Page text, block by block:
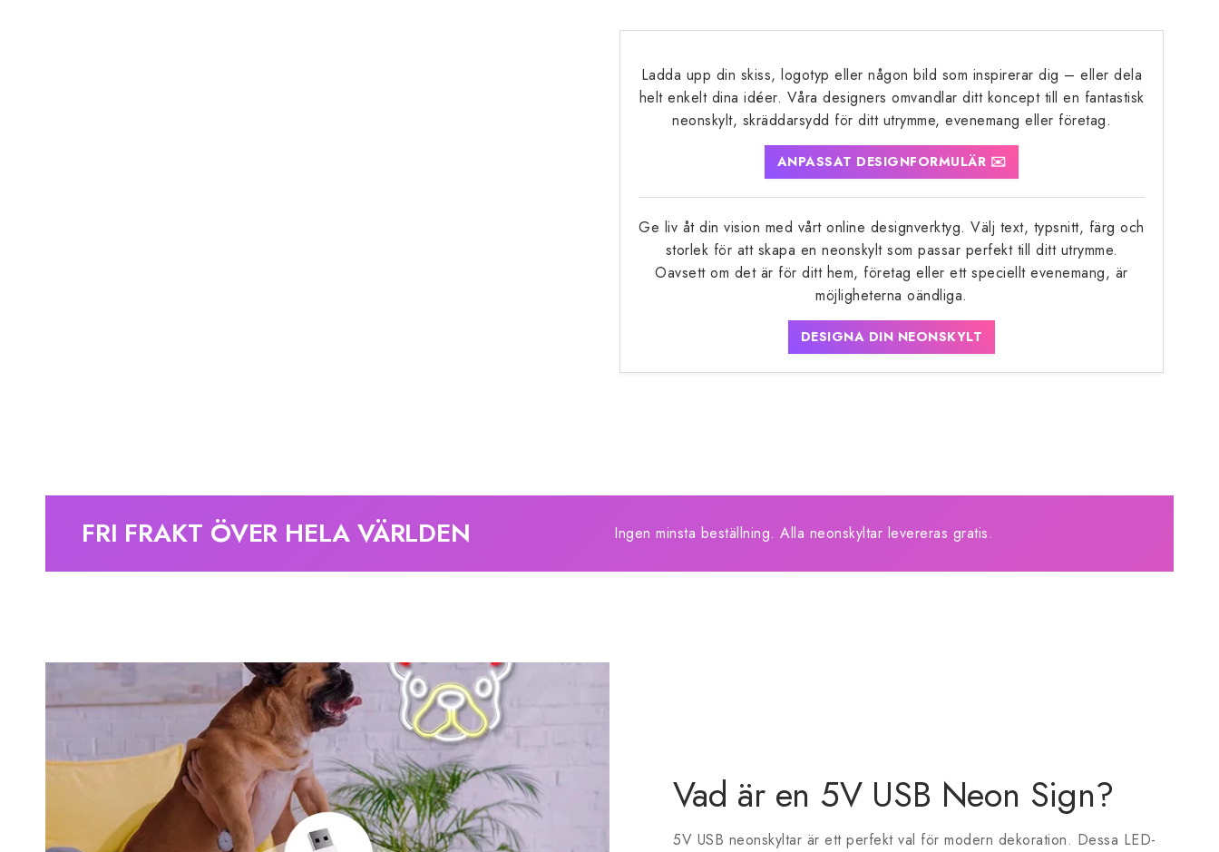
Ladda upp din skiss, logotyp eller någon bild som inspirerar dig – eller dela
helt enkelt dina idéer. Våra designers omvandlar ditt koncept till en fantastisk
neonskylt, skräddarsydd för ditt utrymme, evenemang eller företag.
ANPASSAT DESIGNFORMULÄR ✉️
Ge liv åt din vision med vårt online designverktyg. Välj text, typsnitt, färg och
storlek för att skapa en neonskylt som passar perfekt till ditt utrymme.
Oavsett om det är för ditt hem, företag eller ett speciellt evenemang, är
möjligheterna oändliga.
DESIGNA DIN NEONSKYLT
FRI FRAKT ÖVER HELA VÄRLDEN Ingen minsta beställning. Alla neonskyltar levereras gratis.
Vad är en 5V USB Neon Sign?
5V USB neonskyltar är ett perfekt val för modern dekoration. Dessa LED-